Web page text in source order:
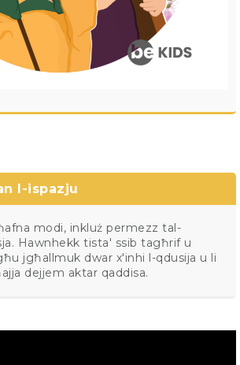
l-ispazju
modi, inkluż permezz tal-
Hawnhekk tista' ssib tagħrif u
jgħallmuk dwar x'inhi l-qdusija u li
dejjem aktar qaddisa.